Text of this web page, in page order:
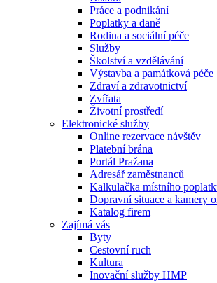
Práce a podnikání
Poplatky a daně
Rodina a sociální péče
Služby
Školství a vzdělávání
Výstavba a památková péče
Zdraví a zdravotnictví
Zvířata
Životní prostředí
Elektronické služby
Online rezervace návštěv
Platební brána
Portál Pražana
Adresář zaměstnanců
Kalkulačka místního
Dopravní situace a kamery
Katalog firem
Zajímá vás
Byty
Cestovní ruch
Kultura
Inovační služby HMP